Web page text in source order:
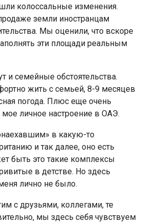
колоссальные изменения.
земли иностранцам
Мы оценили, что вскоре
эти площади реальным
и семейные обстоятельства.
жить с семьей, 8-9 месяцев
погода. Плюс еще очень
личное настроение в ОАЭ.
в какую-то
и так далее, оно есть
быть это такие комплексы
в детстве. Но здесь
лично не было.
с друзьями, коллегами, те
мы здесь себя чувствуем